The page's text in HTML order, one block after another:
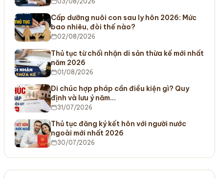
Cấp dưỡng nuôi con sau ly hôn 2026: Mức
bao nhiêu, đòi thế nào?
02/08/2026
Thủ tục từ chối nhận di sản thừa kế mới nhất
năm 2026
01/08/2026
Di chúc hợp pháp cần điều kiện gì? Quy
định và lưu ý năm…
31/07/2026
Thủ tục đăng ký kết hôn với người nước
ngoài mới nhất 2026
30/07/2026